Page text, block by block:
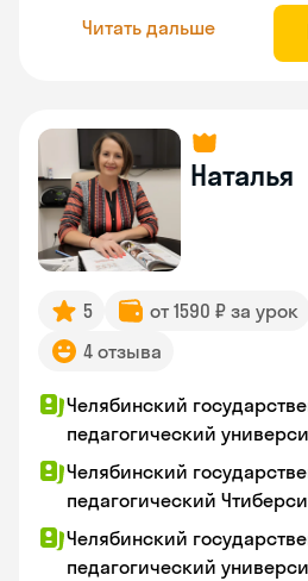
Читать дальше
Наталья
5 от 1590 ₽ за урок
4 отзыва
Челябинский
педагогический
Челябинский
педагогический
Челябинский
педагогический